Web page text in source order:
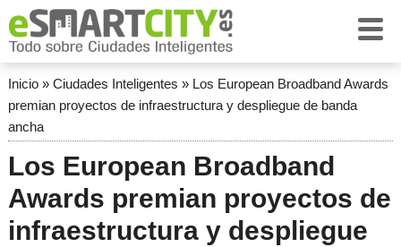
Inicio» Ciudades Inteligentes » Los European Broadband Awards
premian proyectos de infraestructura y despliegue de banda
ancha
Los European Broadband
Awards premian proyectos de
infraestructura y despliegue